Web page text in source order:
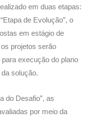
em duas etapas:
de Evolução”, o
em estágio de
projetos serão
execução do plano
solução.
do Desafio”, as
por meio da